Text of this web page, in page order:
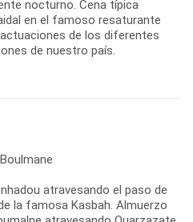
nocturno. Cena típica
en el famoso resaturante
de los diferentes
de nuestro país.
atravesando el paso de
la famosa Kasbah. Almuerzo